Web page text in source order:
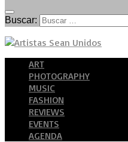
Buscar:
ART
PHOTOGRAPHY
MUSIC
FASHION
REVIEWS
EVENTS
AGENDA